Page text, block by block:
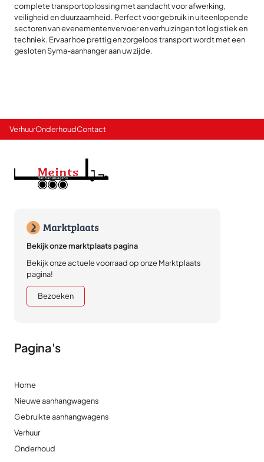
complete transportoplossing met aandacht voor afwerking,
veiligheid en duurzaamheid. Perfect voor gebruik in uiteenlopende
sectoren van evenementenvervoer en verhuizingen tot logistiek en
techniek. Ervaar hoe prettig en zorgeloos transport wordt met een
gesloten Syma-aanhanger aan uw zijde.
VerhuurOnderhoudContact
Bekijk onze marktplaats pagina
Bekijk onze actuele voorraad op onze Marktplaats
pagina!
Bezoeken
Pagina's
Home
Nieuwe aanhangwagens
Gebruikte aanhangwagens
Verhuur
Onderhoud